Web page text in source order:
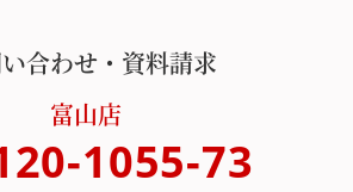
合わせ・資料請求
富山店
1055-73